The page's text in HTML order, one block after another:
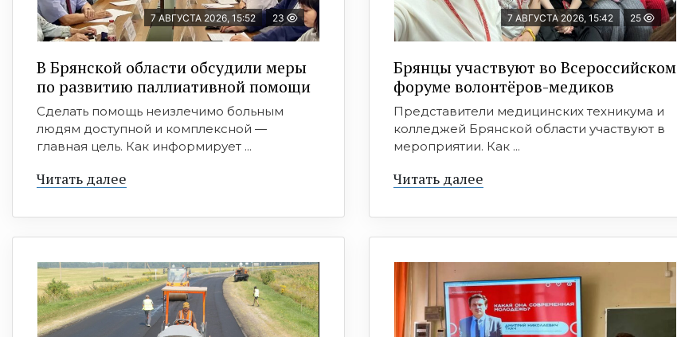
7 АВГУСТА 2026, 15:52 23
В Брянской области обсудили меры
по развитию паллиативной помощи
Сделать помощь неизлечимо больным
людям доступной и комплексной —
главная цель. Как информирует ...
Читать далее
7 АВГУСТА 2026, 15:42 25
Брянцы участвуют во Всероссийском
форуме волонтёров-медиков
Представители медицинских техникума и
колледжей Брянской области участвуют в
мероприятии. Как ...
Читать далее